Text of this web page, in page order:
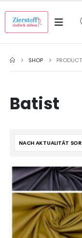
SHOP
Batist